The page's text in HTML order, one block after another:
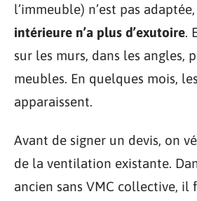
l’immeuble) n’est pas adaptée,
intérieure n’a plus d’exutoire.
sur les murs, dans les angles,
meubles. En quelques mois,
apparaissent.
Avant de signer un devis, on
de la ventilation existante.
ancien sans VMC collective, il